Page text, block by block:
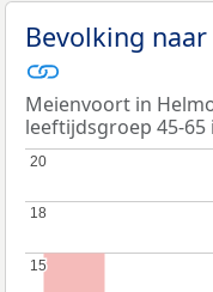
Bevolking
Meienvoort in
leeftijdsgroep 45-65
15
15
18
18
20
20